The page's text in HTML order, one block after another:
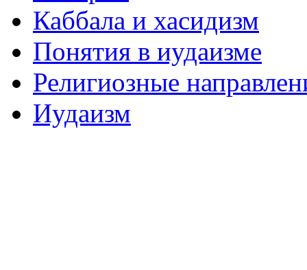
Каббала и хасидизм
Понятия в иудаизме
Религиозные
Иудаизм